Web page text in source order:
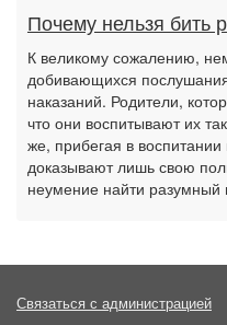
Почему нельзя бить
К великому сожалению,
добивающихся
наказаний. Родители,
что они воспитывают их
же, прибегая в
доказывают лишь свою
неумение найти разумный
Связаться с администрацией